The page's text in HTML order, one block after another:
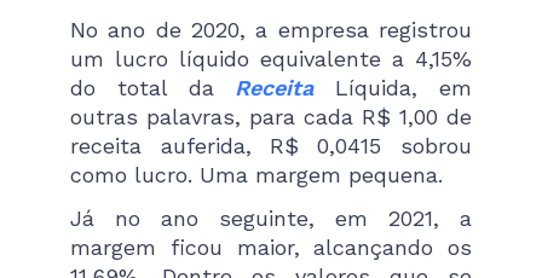
No ano de 2020, a empresa registrou
um lucro líquido equivalente a 4,15%
do total daReceitaLíquida, em
outras palavras, para cada R$ 1,00 de
receita auferida, R$ 0,0415 sobrou
como lucro. Uma margem pequena.
Já no ano seguinte, em 2021, a
margem ficou maior, alcançando os